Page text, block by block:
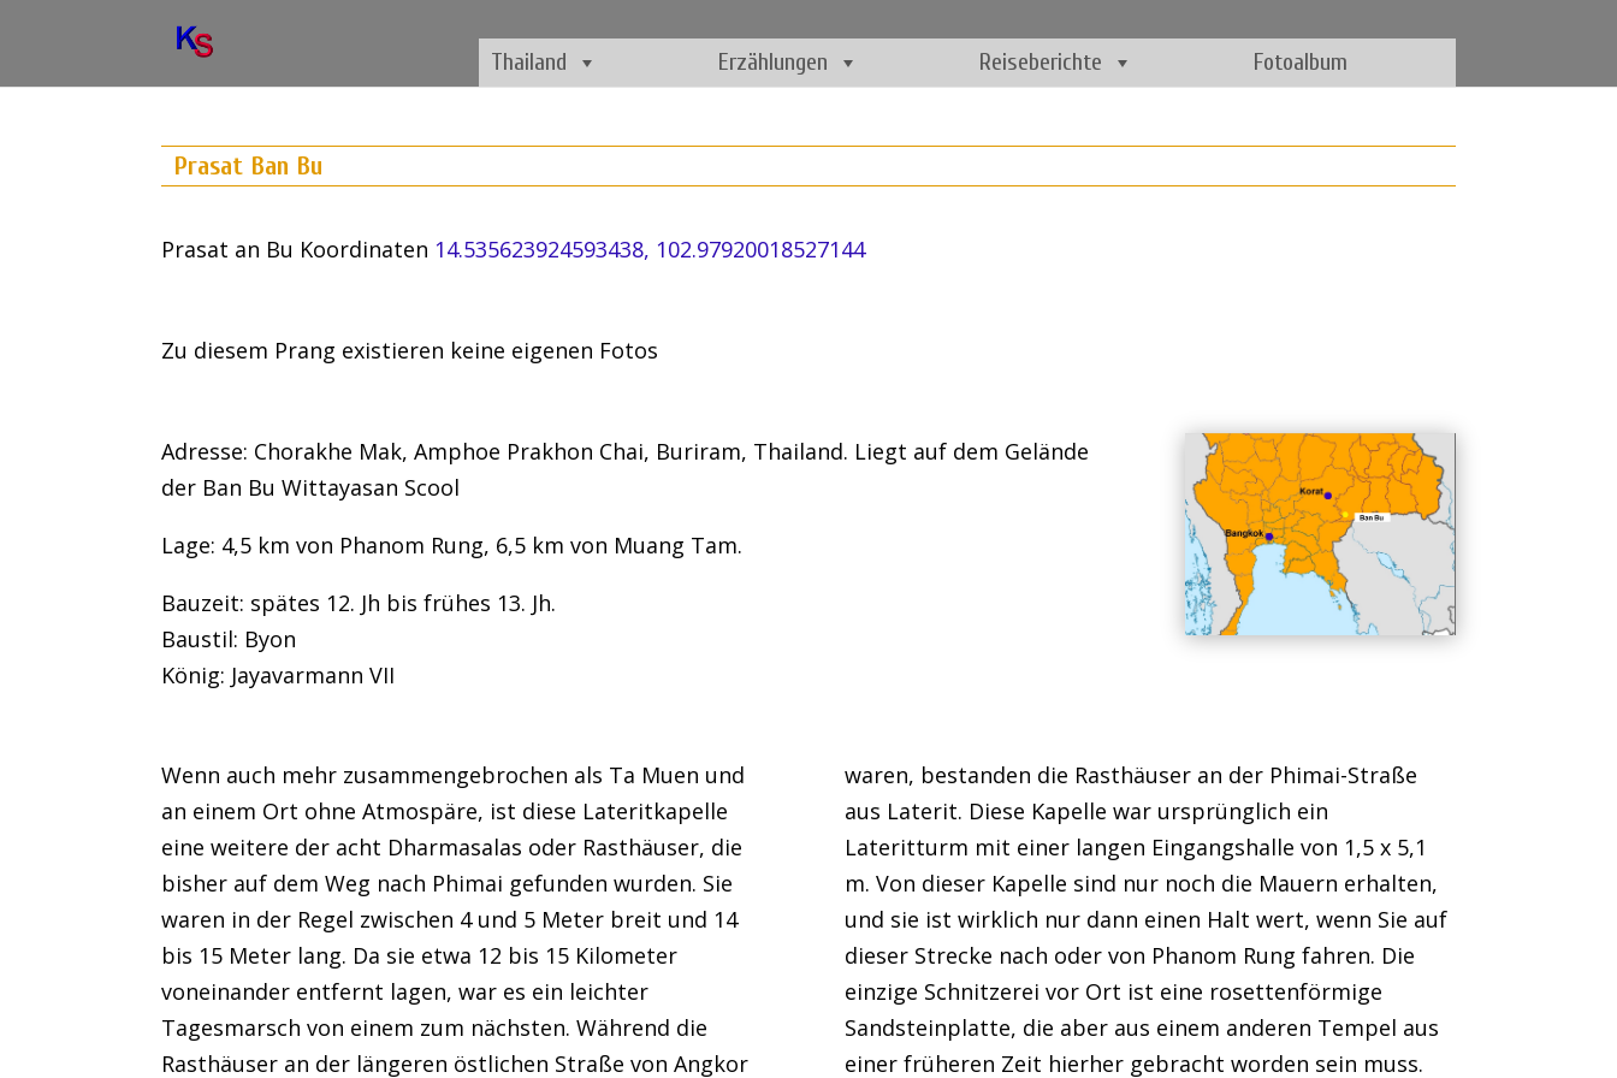
Thailand Erzählungen Reiseberichte Fotoalbum
Prasat Ban Bu
Prasat an Bu Koordinaten 14.535623924593438, 102.97920018527144
Zu diesem Prang existieren keine eigenen Fotos
Adresse: Chorakhe Mak, Amphoe Prakhon Chai, Buriram, Thailand. Liegt auf dem Gelände
der Ban Bu Wittayasan Scool
Lage: 4,5 km von Phanom Rung, 6,5 km von Muang Tam.
Bauzeit: spätes 12. Jh bis frühes 13. Jh.
Baustil: Byon
König: Jayavarmann VII
Wenn auch mehr zusammengebrochen als Ta Muen und
an einem Ort ohne Atmospäre, ist diese Lateritkapelle
eine weitere der acht Dharmasalas oder Rasthäuser, die
bisher auf dem Weg nach Phimai gefunden wurden. Sie
waren in der Regel zwischen 4 und 5 Meter breit und 14
bis 15 Meter lang. Da sie etwa 12 bis 15 Kilometer
voneinander entfernt lagen, war es ein leichter
Tagesmarsch von einem zum nächsten. Während die
Rasthäuser an der längeren östlichen Straße von Angkor
waren, bestanden die Rasthäuser an der Phimai-Straße
aus Laterit. Diese Kapelle war ursprünglich ein
Lateritturm mit einer langen Eingangshalle von 1,5 x 5,1
m. Von dieser Kapelle sind nur noch die Mauern erhalten,
und sie ist wirklich nur dann einen Halt wert, wenn Sie auf
dieser Strecke nach oder von Phanom Rung fahren. Die
einzige Schnitzerei vor Ort ist eine rosettenförmige
Sandsteinplatte, die aber aus einem anderen Tempel aus
einer früheren Zeit hierher gebracht worden sein muss.